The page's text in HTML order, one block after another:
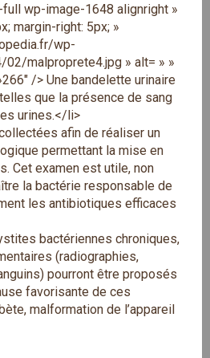
wp-image-1648 alignright »
margin-right: 5px; »
wp-
malproprete4.jpg » alt= » »
/> Une bandelette urinaire
que la présence de sang
urines.</li>
afin de réaliser un
permettant la mise en
Cet examen est utile, non
la bactérie responsable de
les antibiotiques efficaces
bactériennes chroniques,
(radiographies,
pourront être proposés
favorisante de ces
malformation de l’appareil